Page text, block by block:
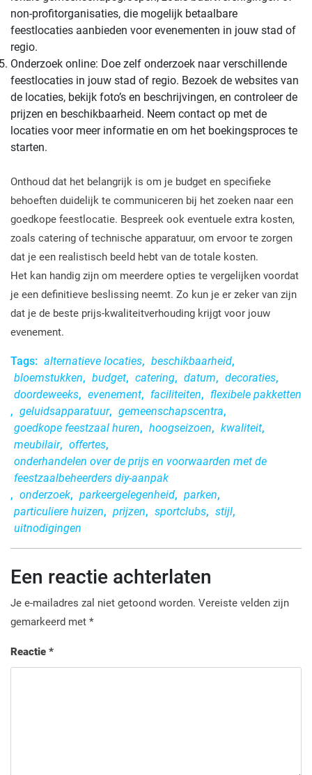
non-profitorganisaties, die mogelijk betaalbare
feestlocaties aanbieden voor evenementen in jouw stad of
regio.
Onderzoek online: Doe zelf onderzoek naar verschillende
feestlocaties in jouw stad of regio. Bezoek de websites van
de locaties, bekijk foto’s en beschrijvingen, en controleer de
prijzen en beschikbaarheid. Neem contact op met de
locaties voor meer informatie en om het boekingsproces te
starten.
Onthoud dat het belangrijk is om je budget en specifieke
behoeften duidelijk te communiceren bij het zoeken naar een
goedkope feestlocatie. Bespreek ook eventuele extra kosten,
zoals catering of technische apparatuur, om ervoor te zorgen
dat je een realistisch beeld hebt van de totale kosten.
Het kan handig zijn om meerdere opties te vergelijken voordat
je een definitieve beslissing neemt. Zo kun je er zeker van zijn
dat je de beste prijs-kwaliteitverhouding krijgt voor jouw
evenement.
Tags: alternatieve locaties, beschikbaarheid,
bloemstukken, budget, catering, datum, decoraties,
doordeweeks, evenement, faciliteiten, flexibele pakketten
, geluidsapparatuur, gemeenschapscentra,
goedkope feestzaal huren, hoogseizoen, kwaliteit,
meubilair, offertes,
onderhandelen over de prijs en voorwaarden met de
feestzaalbeheerders diy-aanpak
, onderzoek, parkeergelegenheid, parken,
particuliere huizen, prijzen, sportclubs, stijl,
uitnodigingen
Een reactie achterlaten
Je e-mailadres zal niet getoond worden. Vereiste velden zijn
gemarkeerd met *
Reactie *